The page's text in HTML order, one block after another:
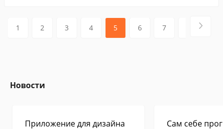
1 2 3 4 5 6 7
Новости
Приложение для дизайна
Сам себе